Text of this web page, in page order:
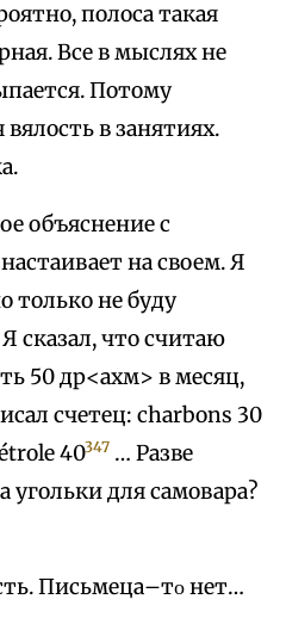
полоса такая
Все в мыслях не
Потому
в занятиях.
объяснение с
на своем. Я
только не буду
сказал, что считаю
50 др<ахм> в месяц,
счетец: charbons 30
40347 … Разве
угольки для самовара?
Письмеца–тο нет…